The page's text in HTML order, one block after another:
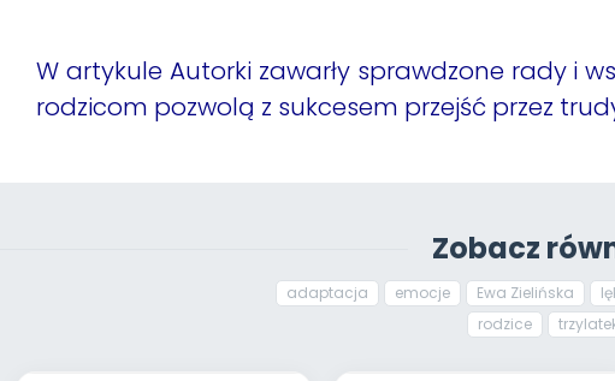
W artykule Autorki zawarły sprawdzone rady i
rodzicom pozwolą z sukcesem przejść przez
Zobacz
adaptacja emocje Ewa Zielińska
rodzice